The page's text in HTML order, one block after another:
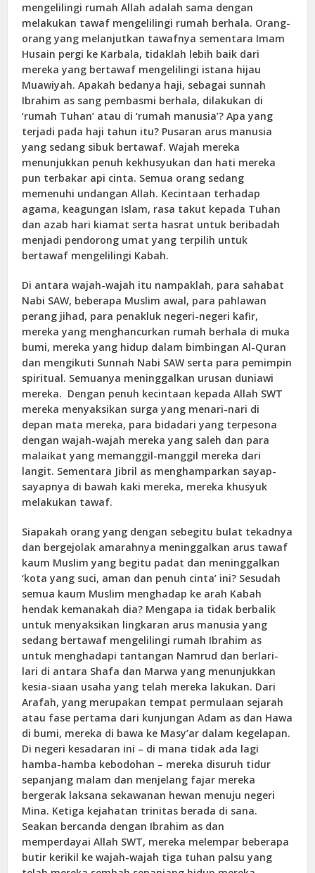
mengelilingi rumah Allah adalah sama dengan
melakukan tawaf mengelilingi rumah berhala. Orang-
orang yang melanjutkan tawafnya sementara Imam
Husain pergi ke Karbala, tidaklah lebih baik dari
mereka yang bertawaf mengelilingi istana hijau
Muawiyah. Apakah bedanya haji, sebagai sunnah
Ibrahim as sang pembasmi berhala, dilakukan di
‘rumah Tuhan’ atau di ‘rumah manusia’? Apa yang
terjadi pada haji tahun itu? Pusaran arus manusia
yang sedang sibuk bertawaf. Wajah mereka
menunjukkan penuh kekhusyukan dan hati mereka
pun terbakar api cinta. Semua orang sedang
memenuhi undangan Allah. Kecintaan terhadap
agama, keagungan Islam, rasa takut kepada Tuhan
dan azab hari kiamat serta hasrat untuk beribadah
menjadi pendorong umat yang terpilih untuk
bertawaf mengelilingi Kabah.
Di antara wajah-wajah itu nampaklah, para sahabat
Nabi SAW, beberapa Muslim awal, para pahlawan
perang jihad, para penakluk negeri-negeri kafir,
mereka yang menghancurkan rumah berhala di muka
bumi, mereka yang hidup dalam bimbingan Al-Quran
dan mengikuti Sunnah Nabi SAW serta para pemimpin
spiritual. Semuanya meninggalkan urusan duniawi
mereka. Dengan penuh kecintaan kepada Allah SWT
mereka menyaksikan surga yang menari-nari di
depan mata mereka, para bidadari yang terpesona
dengan wajah-wajah mereka yang saleh dan para
malaikat yang memanggil-manggil mereka dari
langit. Sementara Jibril as menghamparkan sayap-
sayapnya di bawah kaki mereka, mereka khusyuk
melakukan tawaf.
Siapakah orang yang dengan sebegitu bulat tekadnya
dan bergejolak amarahnya meninggalkan arus tawaf
kaum Muslim yang begitu padat dan meninggalkan
‘kota yang suci, aman dan penuh cinta’ ini? Sesudah
semua kaum Muslim menghadap ke arah Kabah
hendak kemanakah dia? Mengapa ia tidak berbalik
untuk menyaksikan lingkaran arus manusia yang
sedang bertawaf mengelilingi rumah Ibrahim as
untuk menghadapi tantangan Namrud dan berlari-
lari di antara Shafa dan Marwa yang menunjukkan
kesia-siaan usaha yang telah mereka lakukan. Dari
Arafah, yang merupakan tempat permulaan sejarah
atau fase pertama dari kunjungan Adam as dan Hawa
di bumi, mereka di bawa ke Masy’ar dalam kegelapan.
Di negeri kesadaran ini – di mana tidak ada lagi
hamba-hamba kebodohan – mereka disuruh tidur
sepanjang malam dan menjelang fajar mereka
bergerak laksana sekawanan hewan menuju negeri
Mina. Ketiga kejahatan trinitas berada di sana.
Seakan bercanda dengan Ibrahim as dan
memperdayai Allah SWT, mereka melempar beberapa
butir kerikil ke wajah-wajah tiga tuhan palsu yang